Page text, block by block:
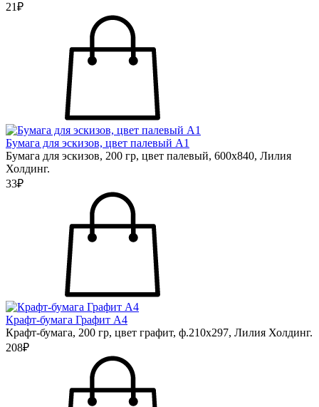
21₽
Бумага для эскизов, цвет палевый А1
Бумага для эскизов, 200 гр, цвет палевый, 600х840, Лилия
Холдинг.
33₽
Крафт-бумага Графит А4
Крафт-бумага, 200 гр, цвет графит, ф.210х297, Лилия Холдинг.
208₽